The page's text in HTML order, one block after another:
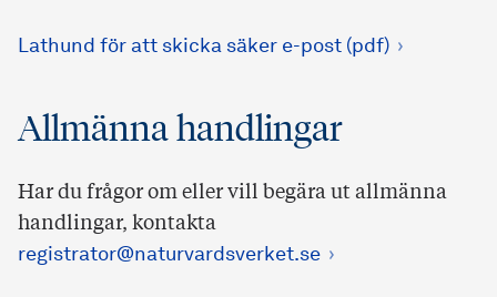
Lathund för att skicka säker e-post (pdf)
Allmänna handlingar
Har du frågor om eller vill begära ut allmänna
handlingar, kontakta
registrator@naturvardsverket.se